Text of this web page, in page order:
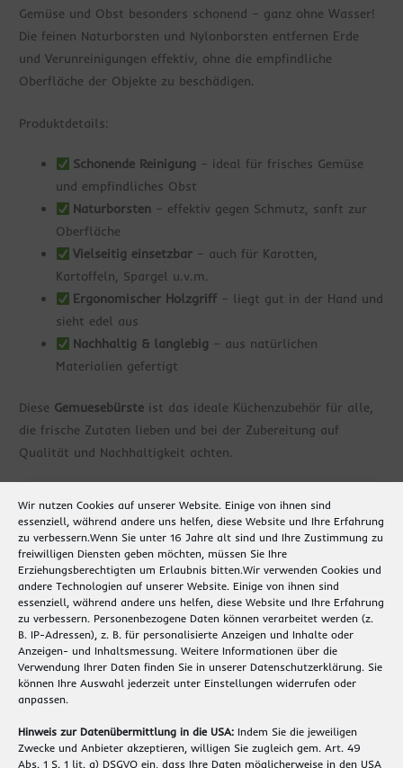
Wir nutzen Cookies auf unserer Website. Einige von ihnen sind
essenziell, während andere uns helfen, diese Website und Ihre Erfahrung
zu verbessern.Wenn Sie unter 16 Jahre alt sind und Ihre Zustimmung zu
freiwilligen Diensten geben möchten, müssen Sie Ihre
Erziehungsberechtigten um Erlaubnis bitten.Wir verwenden Cookies und
andere Technologien auf unserer Website. Einige von ihnen sind
essenziell, während andere uns helfen, diese Website und Ihre Erfahrung
zu verbessern. Personenbezogene Daten können verarbeitet werden (z.
B. IP-Adressen), z. B. für personalisierte Anzeigen und Inhalte oder
Anzeigen- und Inhaltsmessung. Weitere Informationen über die
Verwendung Ihrer Daten finden Sie in unserer Datenschutzerklärung. Sie
können Ihre Auswahl jederzeit unter Einstellungen widerrufen oder
anpassen.
Hinweis zur Datenübermittlung in die USA: Indem Sie die jeweiligen
Zwecke und Anbieter akzeptieren, willigen Sie zugleich gem. Art. 49
Abs. 1 S. 1 lit. a) DSGVO ein, dass Ihre Daten möglicherweise in den USA
Gemüse und Obst besonders schonend – ganz ohne Wasser!
Die feinen Naturborsten und Nylonborsten entfernen Erde
und Verunreinigungen effektiv, ohne die empfindliche
Oberfläche der Objekte zu beschädigen.
Produktdetails:
Schonende Reinigung – ideal für frisches Gemüse
und empfindliches Obst
Naturborsten– effektiv gegen Schmutz, sanft zur
Oberfläche
Vielseitig einsetzbar– auch für Karotten,
Kartoffeln, Spargel u.v.m.
Ergonomischer Holzgriff– liegt gut in der Hand und
sieht edel aus
Nachhaltig & langlebig – aus natürlichen
Materialien gefertigt
Diese Gemuesebürste ist das ideale Küchenzubehör für alle,
die frische Zutaten lieben und bei der Zubereitung auf
Qualität und Nachhaltigkeit achten.
geeignet!
Ähnliche Produkte